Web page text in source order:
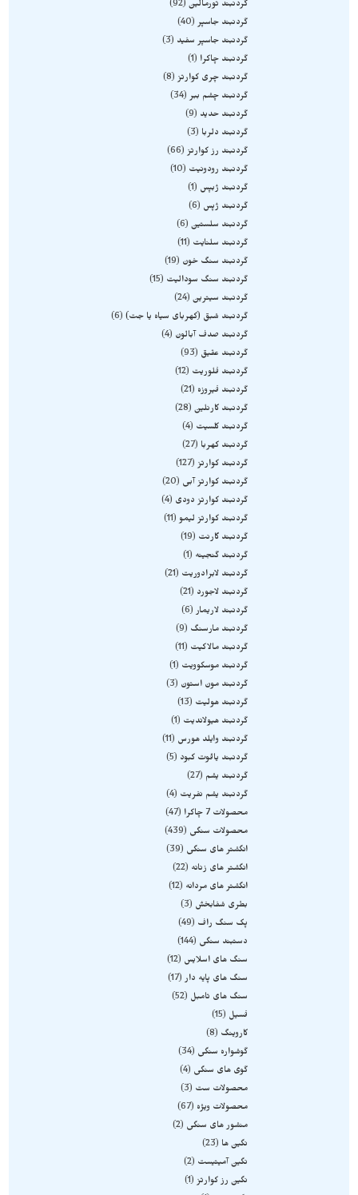
گردنبند تورمالین 92
گردنبند جاسپر
40
گردنبند جاسپر سفید
3
گردنبند چاکرا
1
گردنبند چری کوارتز
8
گردنبند چشم ببر
34
گردنبند حدید
9
گردنبند دلربا
3
گردنبند رز کوارتز
66
گردنبند رودونیت
10
گردنبند ژبپس
1
گردنبند ژپس
6
گردنبند سلستین 6
گردنبند سلنایت
11
گردنبند سنگ خون
19
گردنبند سنگ سودالیت
15
گردنبند سیترین 24
گردنبند شبق (کهربای سیاه یا جت) 6
گردنبند صدف آبالون
4
گردنبند عقیق
93
گردنبند فلوریت
12
گردنبند فیروزه
21
گردنبند کارنلین 28
گردنبند کلسیت
4
گردنبند کهربا
27
گردنبند کوارتز
127
گردنبند کوارتز آبی
20
گردنبند کوارتز دودی
4
گردنبند کوارتز لیمو
11
گردنبند گارنت
19
گردنبند گنجینه
1
گردنبند لابرادوریت
21
گردنبند لاجورد
21
گردنبند لاریمار
6
گردنبند مارسنگ
9
گردنبند مالاکیت
11
گردنبند موسکوویت
1
گردنبند مون استون
3
گردنبند هولیت
13
گردنبند هیولاندیت
1
گردنبند وایلد هورس
11
گردنبند یاقوت کبود
5
گردنبند یشم
27
گردنبند یشم نفریت
4
محصولات 7 چاکرا
47
محصولات سنگی
439
انگشتر های سنگی
39
انگشتر های زنانه
22
انگشتر های مردانه
12
بطری شفابخش
3
پک سنگ راف
49
دستبند سنگی
144
سنگ های اسلایس
12
سنگ های پایه دار
17
سنگ های تامبل
52
فسیل
15
کاروینگ
8
گوشواره سنگی
34
گوی های سنگی
4
محصولات ست
3
محصولات ویژه
67
منشور های سنگی
2
نگین ها
23
نگین آمیتیست
2
نگین رز کوارتز
1